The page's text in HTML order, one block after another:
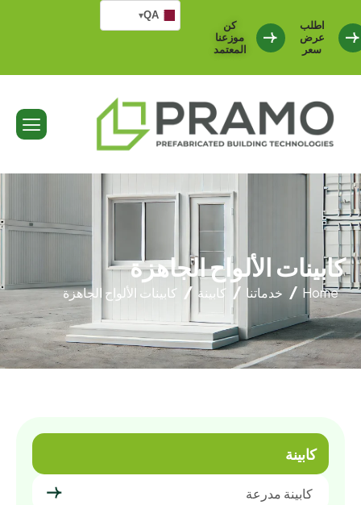
اطلب
عرض
سعر
كن
موزعنا
المعتمد
QA
▾
كابينات الألواح الجاهزة
Home خدماتنا كابينة كابينات الألواح الجاهزة
كابينة
كابينة مدرعة